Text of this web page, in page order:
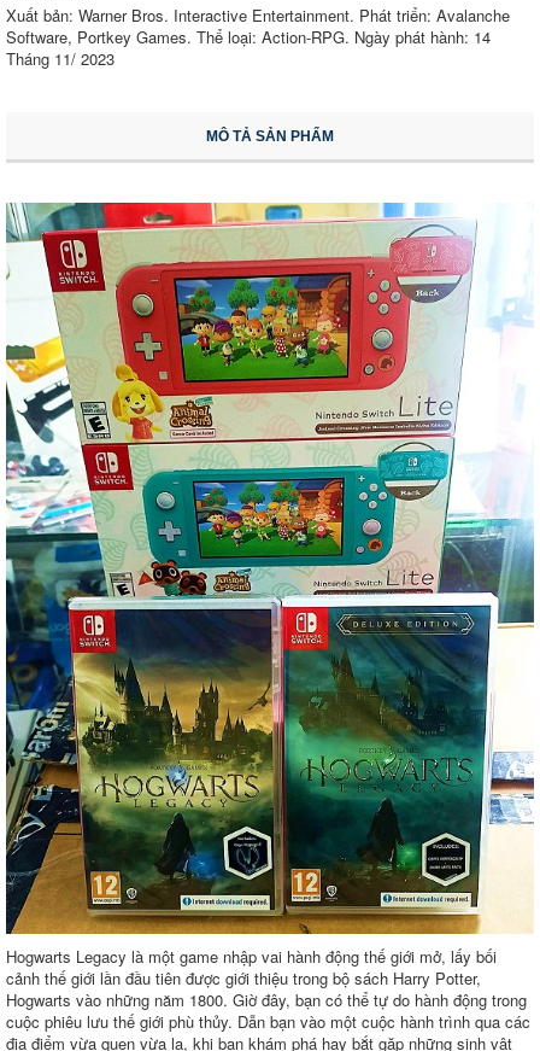
Xuất bản: Warner Bros. Interactive Entertainment. Phát triển: Avalanche
Software, Portkey Games. Thể loại: Action-RPG. Ngày phát hành: 14
Tháng 11/ 2023
MÔ TẢ SẢN PHẨM
Hogwarts Legacy là một game nhập vai hành động thế giới mở, lấy bối
cảnh thế giới lần đầu tiên được giới thiệu trong bộ sách Harry Potter,
Hogwarts vào những năm 1800. Giờ đây, bạn có thể tự do hành động trong
cuộc phiêu lưu thế giới phù thủy. Dẫn bạn vào một cuộc hành trình qua các
địa điểm vừa quen vừa lạ, khi bạn khám phá hay bắt gặp những sinh vật